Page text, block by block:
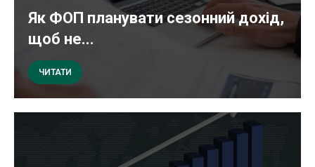
Як ФОП планувати сезонний дохід,
щоб не...
ЧИТАТИ